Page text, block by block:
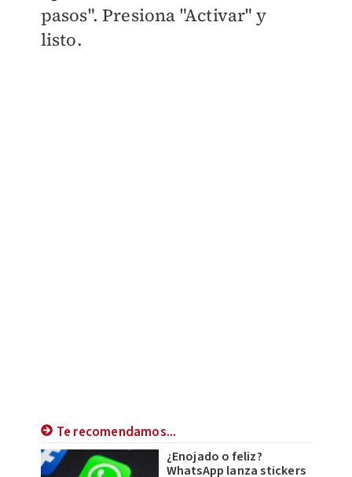
pasos". Presiona "Activar" y
listo.
Te recomendamos...
¿Enojado o feliz?
WhatsApp lanza stickers